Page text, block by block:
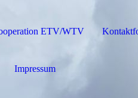
ETV/WTV
Impressum